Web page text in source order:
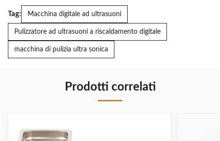
Tag: Macchina digitale ad ultrasuoni
Pulizzatore ad ultrasuoni a riscaldamento digitale
macchina di pulizia ultra sonica
Prodotti correlati